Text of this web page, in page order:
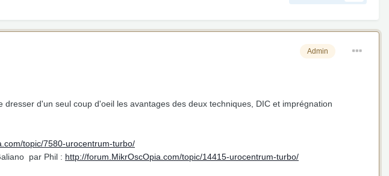
Admin
d'un seul coup d'oeil les avantages des deux techniques, DIC et imprégnation
topic/7580-urocentrum-turbo/
par Phil : http://forum.MikrOscOpia.com/topic/14415-urocentrum-turbo/